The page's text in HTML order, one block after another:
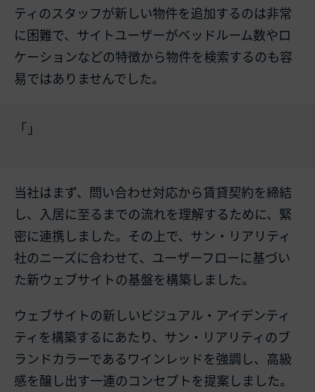
ティのスタッフが新しい物件を追加するのは非常
に困難で、サイトユーザーがベッドルーム数やロ
ケーションなどの特徴から物件を検索するのも容
易ではありませんでした。
当社はまず、問い合わせ対応から賃貸契約を締結
し、入居に至るまでの流れを理解するために、緊
密に連携しました。その上で、サン・リアリティ
社のニーズに合わせて、ユーザーフローに基づい
た新ウェブサイトの基盤を構築しました。
ウェブサイトの新しいビジュアル・アイデンティ
ティを構築するにあたり、サン・リアリティのブ
ランドカラーであるワインレッドを強調し、高級
感を醸し出す一連のコンセプトを提案しました。